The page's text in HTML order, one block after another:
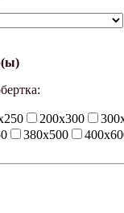
200х300
380х500